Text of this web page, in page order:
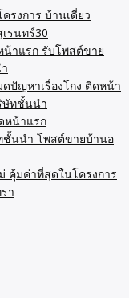
รงการ บ้านเดี่ยว
รนทร์30
น้าแรก รับโพสต์ขาย
ปัญหาเรื่องโกง ติดหน้า
ษัทชั้นนำ
หน้าแรก
ชั้นนำ โพสต์ขายบ้านอ
คุ้มค่าที่สุดในโครงการ
า